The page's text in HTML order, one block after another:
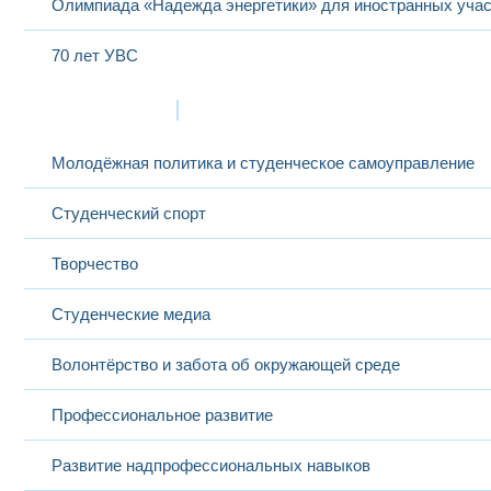
Олимпиада «Надежда энергетики» для иностранных
70 лет УВС
Молодёжная политика и студенческое самоуправление
Студенческий спорт
Творчество
Студенческие медиа
Волонтёрство и забота об окружающей среде
Профессиональное развитие
Развитие надпрофессиональных навыков